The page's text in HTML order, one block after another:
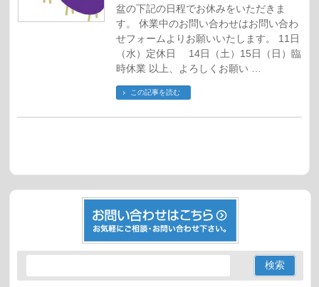
盆の下記の日程でお休みをいただきま
す。 休業中のお問い合わせはお問い合わ
せフォームよりお願いいたします。 11日
（水）定休日 14日（土）15日（日）臨
時休業 以上、よろしくお願い …
この記事を読む